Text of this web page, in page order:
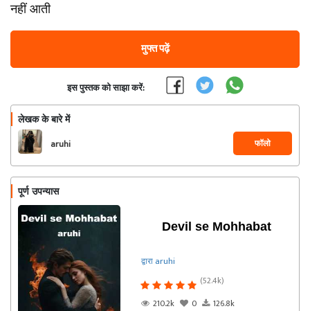
नहीं आती
मुफ्त पढ़ें
इस पुस्तक को साझा करें:
लेखक के बारे में
aruhi फॉलो
पूर्ण उपन्यास
Devil se Mohhabat
द्वारा aruhi
(52.4k)
210.2k
0 126.8k